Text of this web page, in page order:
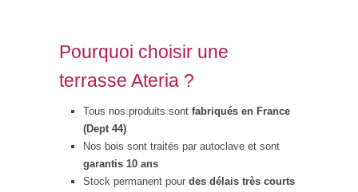
Pourquoi choisir une
terrasse Ateria ?
Tous nos produits sont fabriqués en France
(Dept 44)
Nos bois sont traités par autoclave et sont
garantis 10 ans
Stock permanent pour des délais très courts